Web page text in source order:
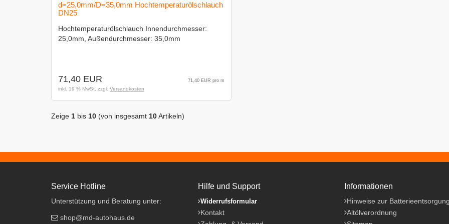
d=25,0mm/D=35,0mm Hochtemperaturölschlauch
DN25
Hochtemperaturölschlauch Innendurchmesser:
25,0mm, Außendurchmesser: 35,0mm
71,40 EUR 71,40 EUR pro m
inkl. 19 % MwSt. zzgl. Versandkosten
Zeige 1 bis 10 (von insgesamt 10Artikeln)
Service Hotline
Unterstützung und Beratung unter:
shop@md-autohaus.de
Hilfe und Support
Widerrufsformular
Kontakt
Informationen
Hinweise zur
Altölverordnung